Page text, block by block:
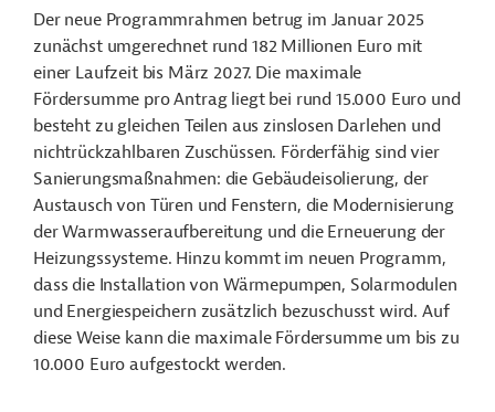
Der neue Programmrahmen betrug im Januar 2025
zunächst umgerechnet rund 182 Millionen Euro mit
einer Laufzeit bis März 2027. Die maximale
Fördersumme pro Antrag liegt bei rund 15.000 Euro und
besteht zu gleichen Teilen aus zinslosen Darlehen und
nichtrückzahlbaren Zuschüssen. Förderfähig sind vier
Sanierungsmaßnahmen: die Gebäudeisolierung, der
Austausch von Türen und Fenstern, die Modernisierung
der Warmwasseraufbereitung und die Erneuerung der
Heizungssysteme. Hinzu kommt im neuen Programm,
dass die Installation von Wärmepumpen, Solarmodulen
und Energiespeichern zusätzlich bezuschusst wird. Auf
diese Weise kann die maximale Fördersumme um bis zu
10.000 Euro aufgestockt werden.